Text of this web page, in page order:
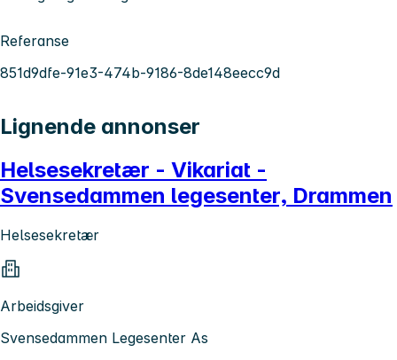
Referanse
851d9dfe-91e3-474b-9186-8de148eecc9d
Lignende annonser
Helsesekretær - Vikariat -
Svensedammen legesenter, Drammen
Helsesekretær
Arbeidsgiver
Svensedammen Legesenter As